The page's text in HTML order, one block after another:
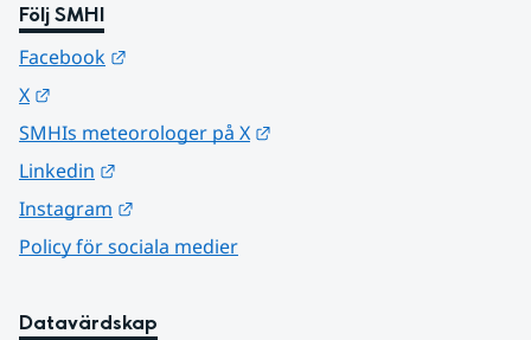
Följ SMHI
Facebook
X
SMHIs meteorologer på X
Linkedin
Instagram
Policy för sociala medier
Datavärdskap